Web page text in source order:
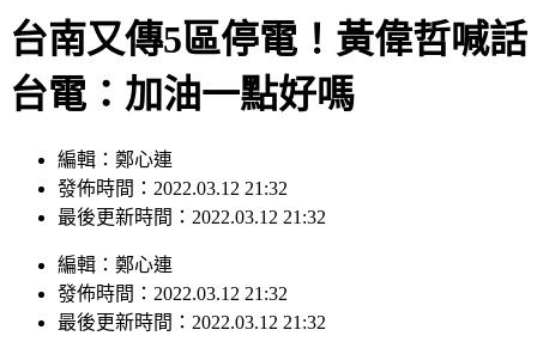
台南又傳5區停電！黃偉哲喊話
台電：加油一點好嗎
編輯：鄭心連
發佈時間：2022.03.12 21:32
最後更新時間：2022.03.12 21:32
編輯 ： 鄭心連
發佈時間： 2022.03.12 21:32
最後更新時間： 2022.03.12 21:32